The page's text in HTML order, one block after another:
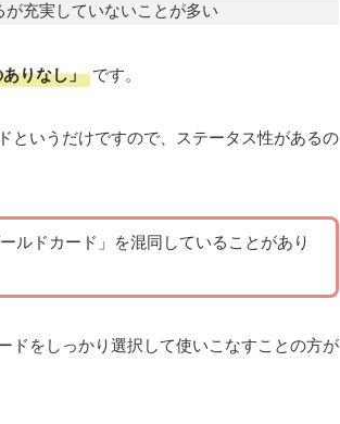
が充実していないことが多い
りなし」 です。
というだけですので、ステータス性があるの
ルドカード」を混同していることがあり
ドをしっかり選択して使いこなすことの方が